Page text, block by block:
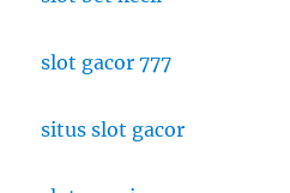
slot gacor 777
situs slot gacor